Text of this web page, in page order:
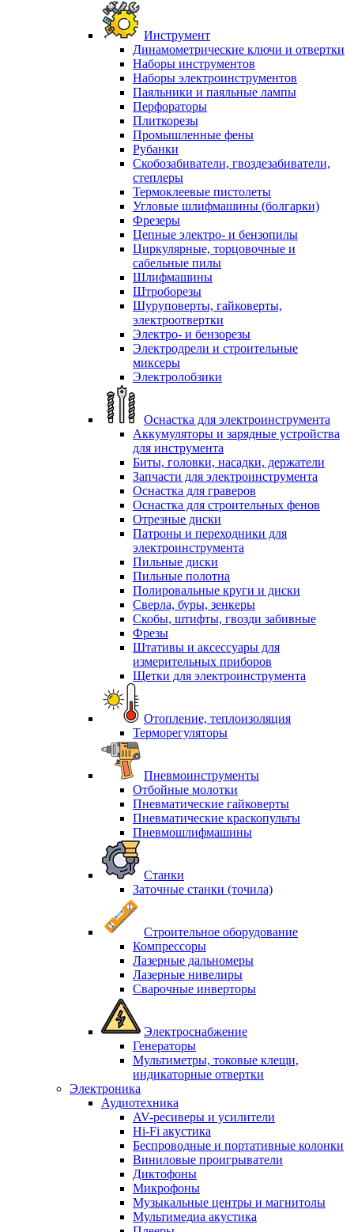
Инструмент
Динамометрические ключи и отвертки
Наборы инструментов
Наборы электроинструментов
Паяльники и паяльные лампы
Перфораторы
Плиткорезы
Промышленные фены
Рубанки
Скобозабиватели, гвоздезабиватели,
степлеры
Термоклеевые пистолеты
Угловые шлифмашины (болгарки)
Фрезеры
Цепные электро- и бензопилы
Циркулярные, торцовочные и
сабельные пилы
Шлифмашины
Штроборезы
Шуруповерты, гайковерты,
электроотвертки
Электро- и бензорезы
Электродрели и строительные
миксеры
Электролобзики
Оснастка для электроинструмента
Аккумуляторы и зарядные устройства
для инструмента
Биты, головки, насадки, держатели
Запчасти для электроинструмента
Оснастка для граверов
Оснастка для строительных фенов
Отрезные диски
Патроны и переходники для
электроинструмента
Пильные диски
Пильные полотна
Полировальные круги и диски
Сверла, буры, зенкеры
Скобы, штифты, гвозди забивные
Фрезы
Штативы и аксессуары для
измерительных приборов
Щетки для электроинструмента
Отопление, теплоизоляция
Терморегуляторы
Пневмоинструменты
Отбойные молотки
Пневматические гайковерты
Пневматические краскопульты
Пневмошлифмашины
Станки
Заточные станки (точила)
Строительное оборудование
Компрессоры
Лазерные дальномеры
Лазерные нивелиры
Сварочные инверторы
Электроснабжение
Генераторы
Мультиметры, токовые клещи,
индикаторные отвертки
Электроника
Аудиотехника
AV-ресиверы и усилители
Hi-Fi акустика
Беспроводные и портативные колонки
Виниловые проигрыватели
Диктофоны
Микрофоны
Музыкальные центры и магнитолы
Мультимедиа акустика